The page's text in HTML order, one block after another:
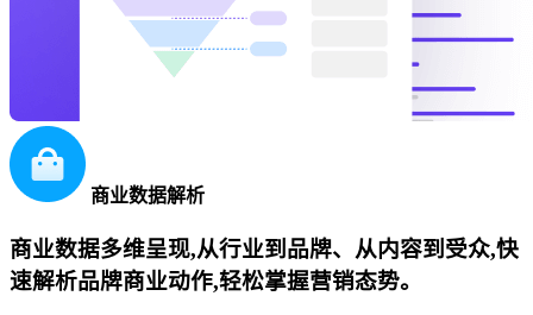
商业数据解析
商业数据多维呈现,从行业到品牌、从内容到受众,快
速解析品牌商业动作,轻松掌握营销态势。